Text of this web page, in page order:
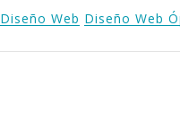
Diseño Web Diseño Web